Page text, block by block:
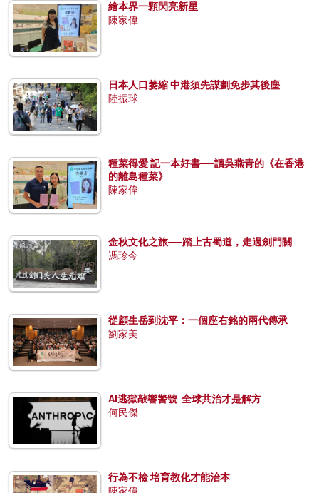
繪本界一顆閃亮新星
陳家偉
日本人口萎縮 中港須先謀劃免步其後塵
陸振球
種菜得愛 記一本好書──讀吳燕青的《在香港
的離島種菜》
陳家偉
金秋文化之旅──踏上古蜀道，走過劍門關
馮珍今
從顧生岳到沈平：一個座右銘的兩代傳承
劉家美
AI逃獄敲響警號 全球共治才是解方
何民傑
行為不檢 培育教化才能治本